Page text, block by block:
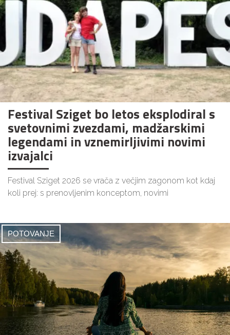
Festival Sziget bo letos eksplodiral s
svetovnimi zvezdami, madžarskimi
legendami in vznemirljivimi novimi
izvajalci
Festival Sziget 2026 se vrača z večjim zagonom kot kdaj
koli prej: s prenovljenim konceptom, novimi
POTOVANJE